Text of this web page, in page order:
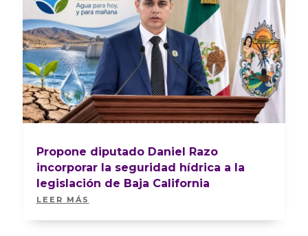
Propone diputado Daniel Razo
incorporar la seguridad hídrica a la
legislación de Baja California
LEER MÁS